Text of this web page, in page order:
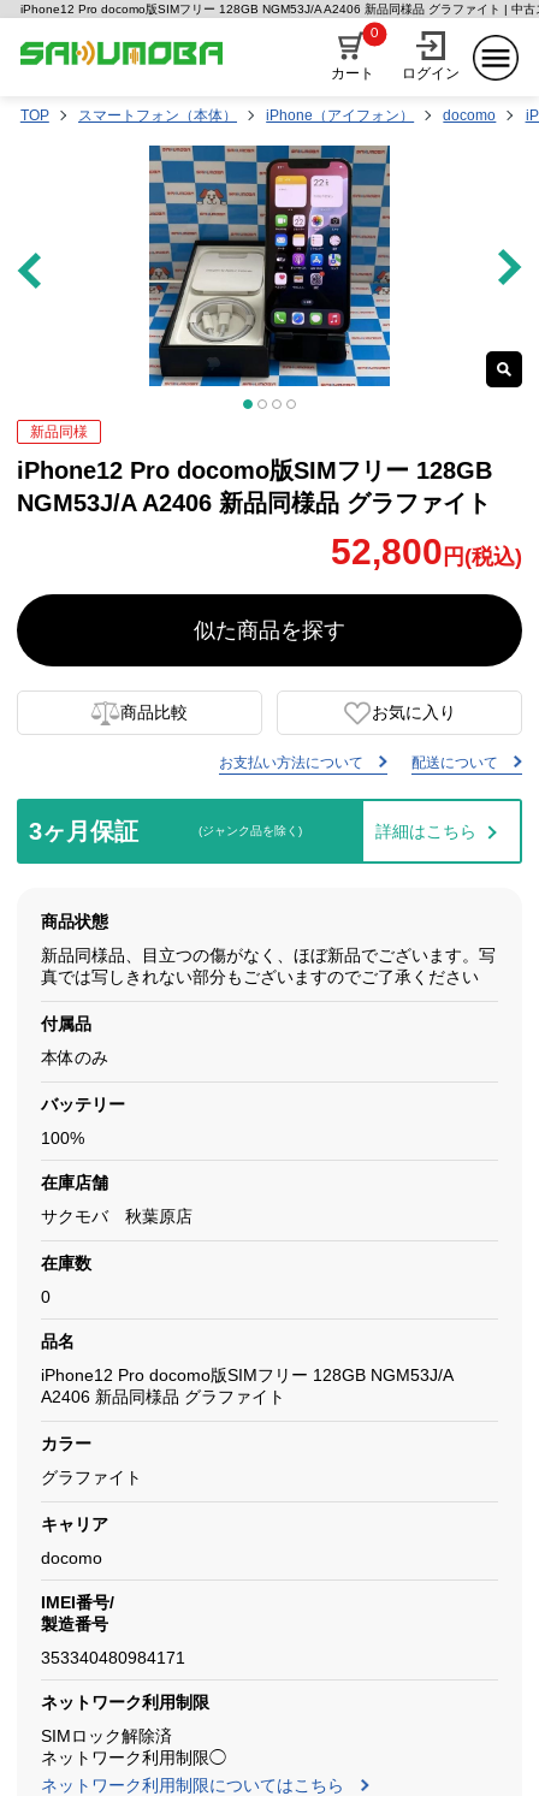
iPhone12 Pro docomo版SIMフリー 128GB NGM53J/A A2406 新品同様品 グラファイト | 中古
カート
0
ログイン
TOP スマートフォン（本体） iPhone（アイフォン） docomo
新品同様
iPhone12 Pro docomo版SIMフリー 128GB
NGM53J/A A2406 新品同様品 グラファイト
52,800 円(税込)
似た商品を探す
商品比較 お気に入り
お支払い方法について 配送について
3ヶ月保証 (ジャンク品を除く) 詳細はこちら
商品状態
新品同様品、目立つの傷がなく、ほぼ新品でございます。写
真では写しきれない部分もございますのでご了承ください
付属品
本体のみ
バッテリー
100%
在庫店舗
サクモバ 秋葉原店
在庫数
0
品名
iPhone12 Pro docomo版SIMフリー 128GB NGM53J/A
A2406 新品同様品 グラファイト
カラー
グラファイト
キャリア
docomo
IMEI番号/
製造番号
353340480984171
ネットワーク利用制限
SIMロック解除済
ネットワーク利用制限◯
ネットワーク利用制限についてはこちら